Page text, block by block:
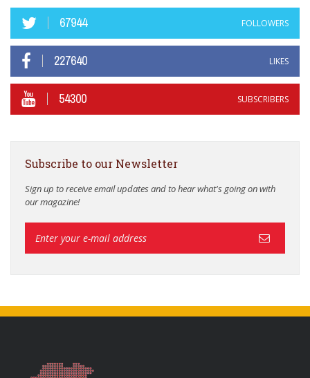
67944 FOLLOWERS
227640 LIKES
54300 SUBSCRIBERS
Subscribe to our Newsletter
Sign up to receive email updates and to hear what's going on with
our magazine!